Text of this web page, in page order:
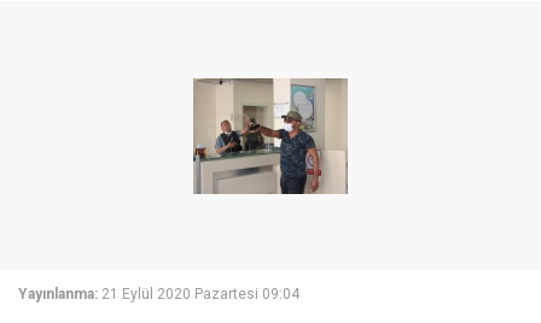
Yayınlanma: 21 Eylül 2020 Pazartesi 09:04